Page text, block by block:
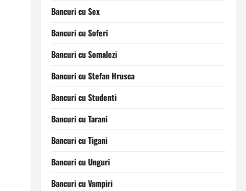
Bancuri cu Sex
Bancuri cu Soferi
Bancuri cu Somalezi
Bancuri cu Stefan Hrusca
Bancuri cu Studenti
Bancuri cu Tarani
Bancuri cu Tigani
Bancuri cu Unguri
Bancuri cu Vampiri